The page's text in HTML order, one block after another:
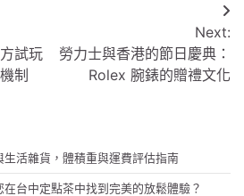
試玩
制
Next:
勞力士與香港的節日慶典：
Rolex 腕錶的贈禮文化
活雜貨，體積重與運費評估指南
台中定點茶中找到完美的放鬆體驗？